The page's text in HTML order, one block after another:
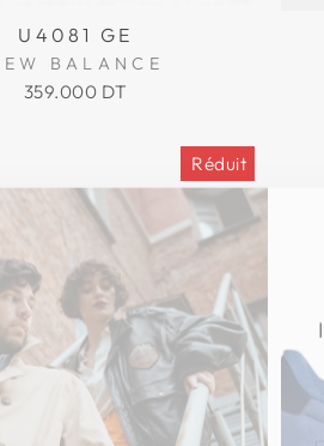
U4081 GE
BALANCE
359.000 DT
Réduit